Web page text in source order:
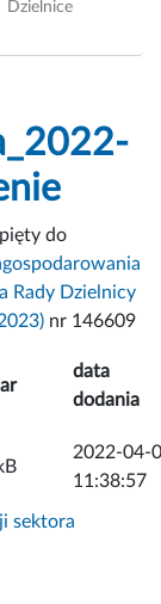
Dzielnice
do
Rady Dzielnicy
nr 146609
data
dodania
2022-04-
11:38:57
sektora